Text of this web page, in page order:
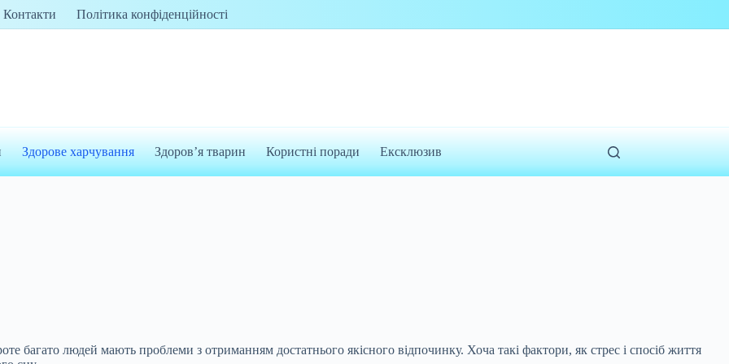
Контакти Політика конфіденційності
Здорове харчування Здоров’я тварин Користні поради Ексклюзив
багато людей мають проблеми з отриманням достатнього якісного відпочинку. Хоча такі фактори, як стрес і спосіб життя